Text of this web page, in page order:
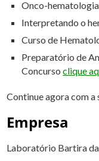
Onco-
Interpretando o
Curso de
Preparatório de
Concursoclique
Continue agora com a
Empresa
Laboratório Bartira da